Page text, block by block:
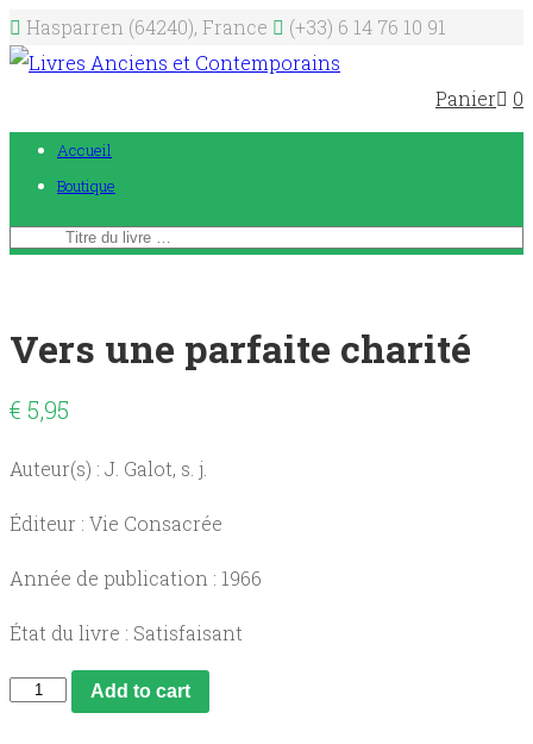
Hasparren (64240), France (+33) 6 14 76 10 91
Panier 0
Accueil
Boutique
Vers une parfaite charité
€ 5,95
Auteur(s) : J. Galot, s. j.
Éditeur : Vie Consacrée
Année de publication : 1966
État du livre : Satisfaisant
Vers
Add to cart